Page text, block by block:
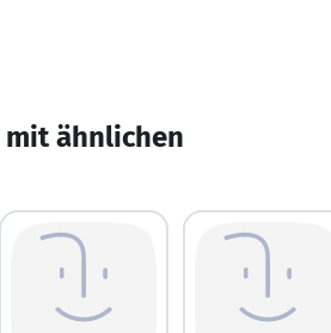
mit ähnlichen